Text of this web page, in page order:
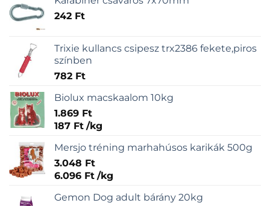
242 Ft
Trixie kullancs csipesz trx2386 fekete,piros
színben
782 Ft
Biolux macskaalom 10kg
1.869 Ft
187 Ft /kg
Mersjo tréning marhahúsos karikák 500g
3.048 Ft
6.096 Ft /kg
Gemon Dog adult bárány 20kg